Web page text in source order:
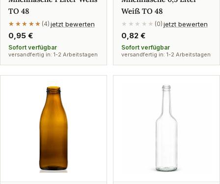
TO 48
★★★★★
★★★★★ (4) jetzt bewerten
Regulärer
Preis
0,95 €
Sofort verfügbar
versandfertig in: 1-2 Arbeitstagen
Weiß TO 48
★★★★★ (0) jetzt bewerten
Regulärer
Preis
0,82 €
Sofort verfügbar
versandfertig in: 1-2 Arbeitstagen